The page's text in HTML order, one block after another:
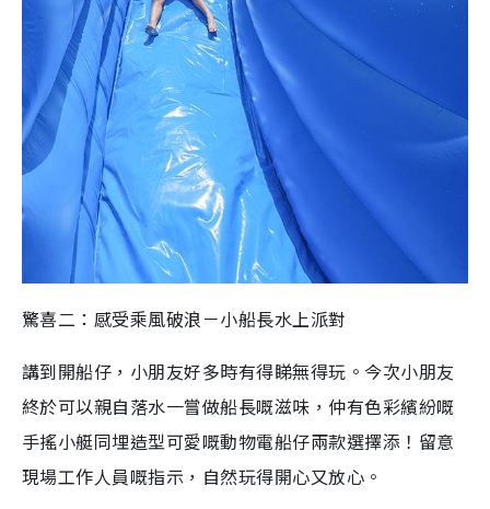
驚喜二：感受乘風破浪－小船長水上派對
講到開船仔，小朋友好多時有得睇無得玩。今次小朋友
終於可以親自落水一嘗做船長嘅滋味，仲有色彩繽紛嘅
手搖小艇同埋造型可愛嘅動物電船仔兩款選擇添！留意
現場工作人員嘅指示，自然玩得開心又放心。